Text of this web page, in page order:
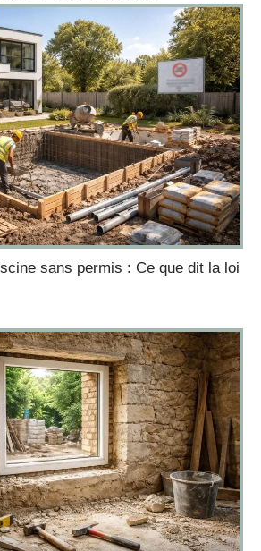
sans permis : Ce que dit la loi